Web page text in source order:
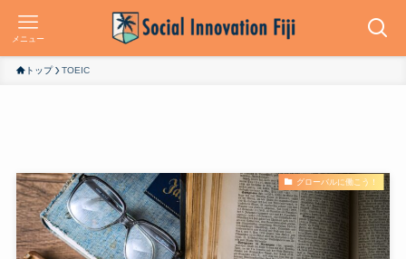
メニュー
トップ TOEIC
グローバルに働こう！